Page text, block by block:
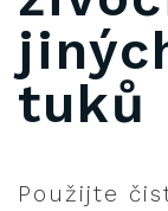
tuků
Použijte